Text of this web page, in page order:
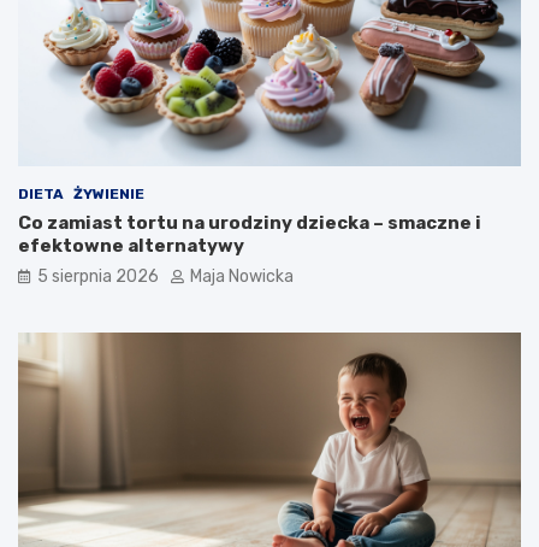
DIETA ŻYWIENIE
Co zamiast tortu na urodziny dziecka – smaczne i
efektowne alternatywy
5 sierpnia 2026 Maja Nowicka